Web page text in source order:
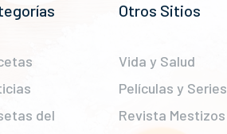
del
Otros Sitios
Vida y Salud
Películas y Series
Revista Mestizos